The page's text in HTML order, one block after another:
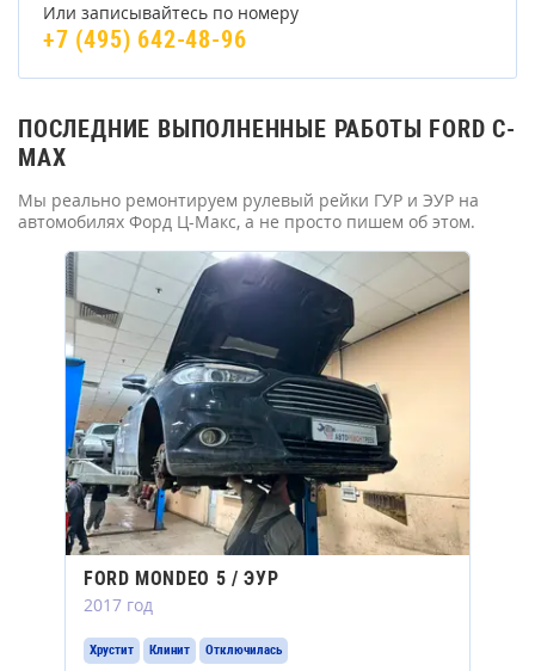
Или записывайтесь по номеру
+7 (495) 642-48-96
ПОСЛЕДНИЕ ВЫПОЛНЕННЫЕ РАБОТЫ FORD C-
MAX
Мы реально ремонтируем рулевый рейки ГУР и ЭУР на
автомобилях Форд Ц-Макс, а не просто пишем об этом.
FORD MONDEO 5 / ЭУР
2017 год
Хрустит Клинит Отключилась